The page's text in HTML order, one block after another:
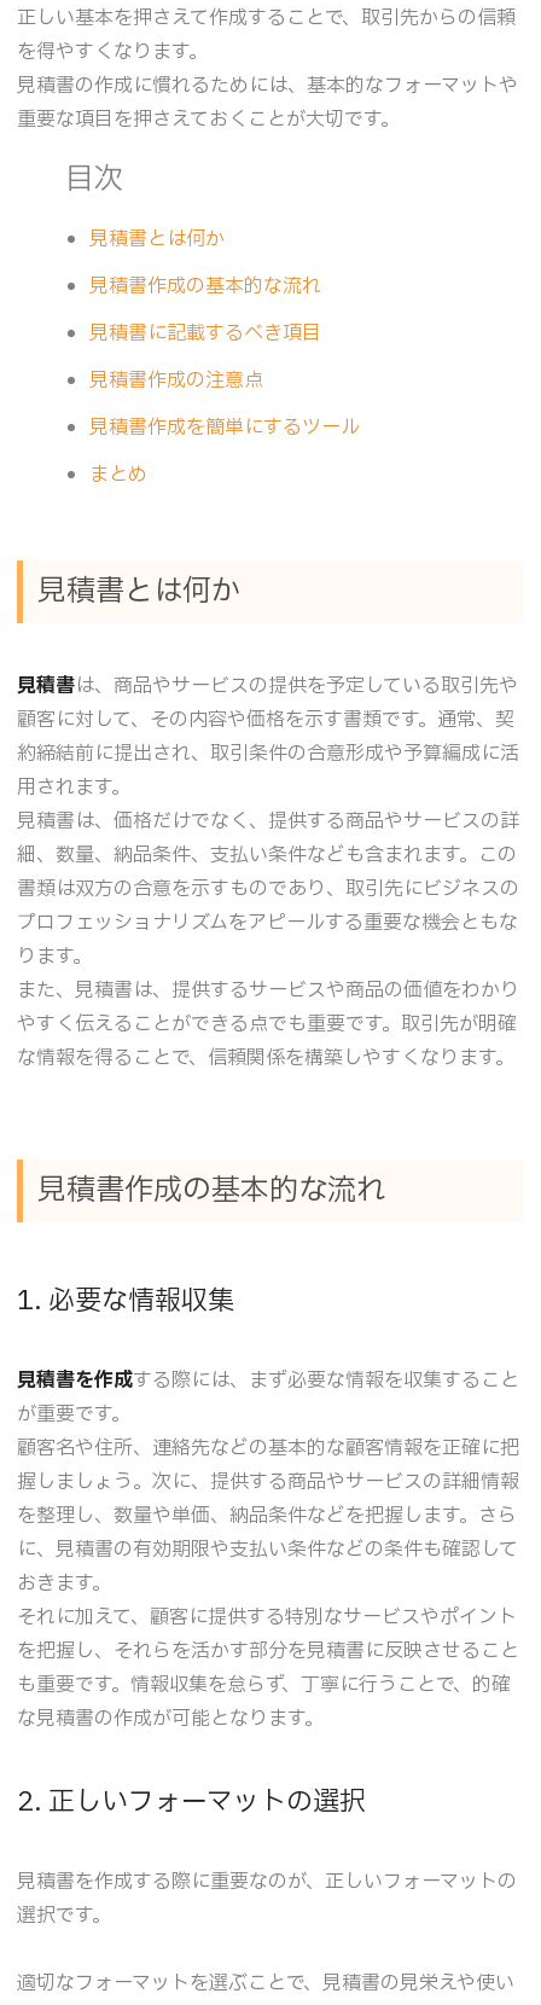
正しい基本を押さえて作成することで、取引先からの信頼
を得やすくなります。
見積書の作成に慣れるためには、基本的なフォーマットや
重要な項目を押さえておくことが大切です。
目次
見積書とは何か
見積書作成の基本的な流れ
見積書に記載するべき項目
見積書作成の注意点
見積書作成を簡単にするツール
まとめ
見積書とは何か
見積書は、商品やサービスの提供を予定している取引先や
顧客に対して、その内容や価格を示す書類です。通常、契
約締結前に提出され、取引条件の合意形成や予算編成に活
用されます。
見積書は、価格だけでなく、提供する商品やサービスの詳
細、数量、納品条件、支払い条件なども含まれます。この
書類は双方の合意を示すものであり、取引先にビジネスの
プロフェッショナリズムをアピールする重要な機会ともな
ります。
また、見積書は、提供するサービスや商品の価値をわかり
やすく伝えることができる点でも重要です。取引先が明確
な情報を得ることで、信頼関係を構築しやすくなります。
見積書作成の基本的な流れ
1. 必要な情報収集
見積書を作成する際には、まず必要な情報を収集すること
が重要です。
顧客名や住所、連絡先などの基本的な顧客情報を正確に把
握しましょう。次に、提供する商品やサービスの詳細情報
を整理し、数量や単価、納品条件などを把握します。さら
に、見積書の有効期限や支払い条件などの条件も確認して
おきます。
それに加えて、顧客に提供する特別なサービスやポイント
を把握し、それらを活かす部分を見積書に反映させること
も重要です。情報収集を怠らず、丁寧に行うことで、的確
な見積書の作成が可能となります。
2. 正しいフォーマットの選択
見積書を作成する際に重要なのが、正しいフォーマットの
選択です。
適切なフォーマットを選ぶことで、見積書の見栄えや使い